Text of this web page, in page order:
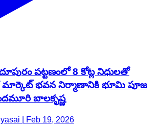
పట్టణంలో 8 కోట్ల నిధులతో
మార్కెట్ భవన నిర్మాణానికి భూమి పూజ
బాలకృష్ణ
| Feb 19, 2026